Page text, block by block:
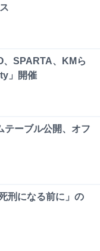
、SPARTA、KMら
」開催
テーブル公開、オフ
刑になる前に」の